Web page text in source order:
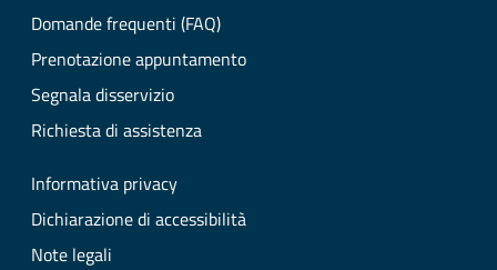
Domande frequenti (FAQ)
Prenotazione appuntamento
Segnala disservizio
Richiesta di assistenza
Informativa privacy
Dichiarazione di accessibilità
Note legali